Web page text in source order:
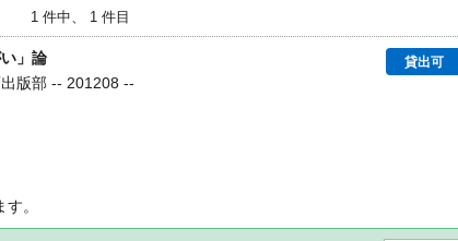
1 件中、 1 件目
」論 貸出可
版部 -- 201208 --
。